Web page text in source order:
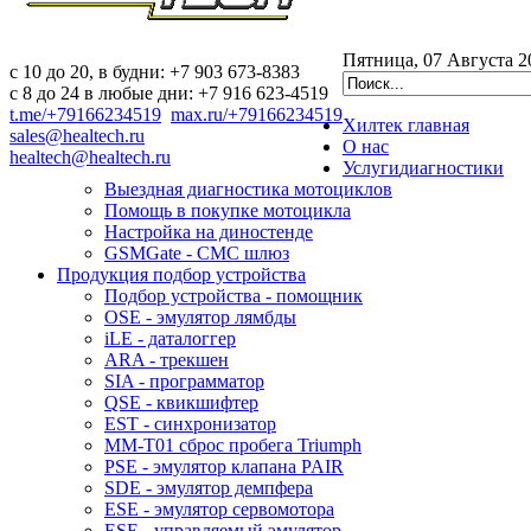
c 10 до 20, в будни: +7 903 673-8383
с 8 до 24 в любые дни: +7 916 623-4519
t.me/+79166234519 max.ru/+79166234519
sales@healtech.ru
healtech@healtech.ru
Пятница, 07 Августа
Хилтек главная
О нас
Услугидиагностики
Выездная диагностика мотоциклов
Помощь в покупке мотоцикла
Настройка на диностенде
GSMGate - СМС шлюз
Продукция подбор устройства
Подбор устройства - помощник
OSE - эмулятор лямбды
iLE - даталоггер
ARA - трекшен
SIA - программатор
QSE - квикшифтер
EST - синхронизатор
MM-T01 сброс пробега Triumph
PSE - эмулятор клапана PAIR
SDE - эмулятор демпфера
ESE - эмулятор сервомотора